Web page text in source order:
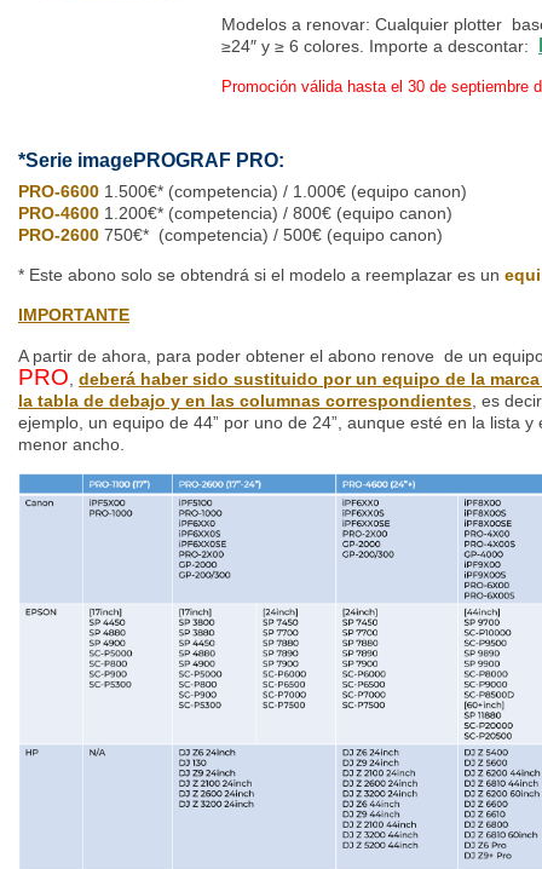
Modelos a renovar: Cualquier plotter
≥24″ y ≥ 6 colores. Importe a descontar:
Promoción válida hasta el 30 de septiembre
*Serie imagePROGRAF PRO:
PRO-6600 1.500€* (competencia) / 1.000€ (equipo canon)
PRO-4600 1.200€* (competencia) / 800€ (equipo canon)
PRO-2600 750€* (competencia) / 500€ (equipo canon)
* Este abono solo se obtendrá si el modelo a reemplazar es un
IMPORTANTE
A partir de ahora, para poder obtener el abono renove de un
PRO deberá haber sido sustituido por un equipo de la
la tabla de debajo y en las columnas correspondientes , es
ejemplo, un equipo de 44” por uno de 24”, aunque esté en la lista
menor ancho.